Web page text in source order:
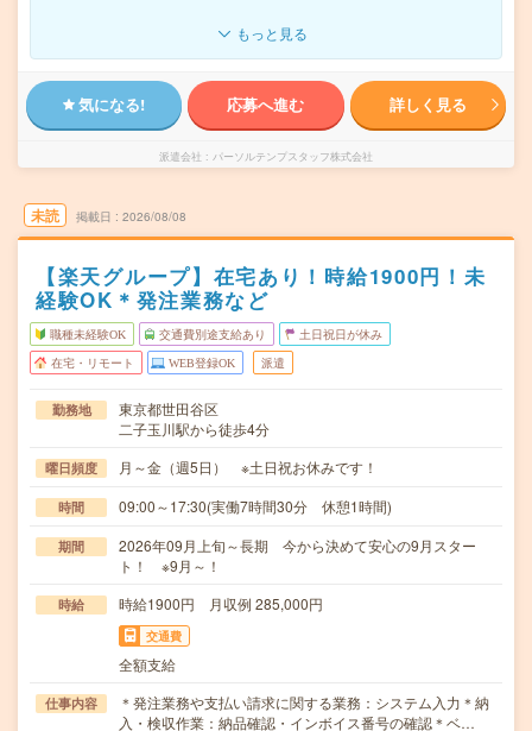
もっと見る
気になる! 応募へ進む 詳しく見る
派遣会社 パーソルテンプスタッフ株式会社
未読 掲載日 2026/08/08
【楽天グループ】在宅あり！時給1900円！未
経験OK＊発注業務など
職種未経験OK 交通費別途支給あり 土日祝日が休み
在宅・リモート WEB登録OK 派遣
勤務地
東京都世田谷区
二子玉川駅から徒歩4分
曜日頻度 月～金（週5日） ※土日祝お休みです！
時間 09:00～17:30(実働7時間30分 休憩1時間)
期間
2026年09月上旬～長期 今から決めて安心の9月スター
ト！ ※9月～！
時給 時給1900円 月収例 285,000円
交通費
全額支給
仕事内容
＊発注業務や支払い請求に関する業務：システム入力＊納
入・検収作業：納品確認・インボイス番号の確認＊ベ…